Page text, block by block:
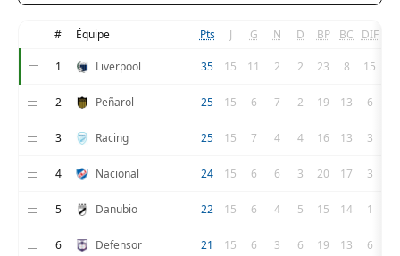
# Équipe Pts J G N D BP BC DIF
1 Liverpool 35 15 11 2 2 23 8 15
2 Peñarol 25 15 6 7 2 19 13 6
3 Racing 25 15 7 4 4 16 13 3
4 Nacional 24 15 6 6 3 20 17 3
5 Danubio 22 15 6 4 5 15 14 1
6 Defensor 21 15 6 3 6 19 13 6